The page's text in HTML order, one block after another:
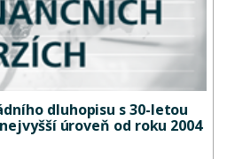
dluhopisu s 30-letou
úroveň od roku 2004